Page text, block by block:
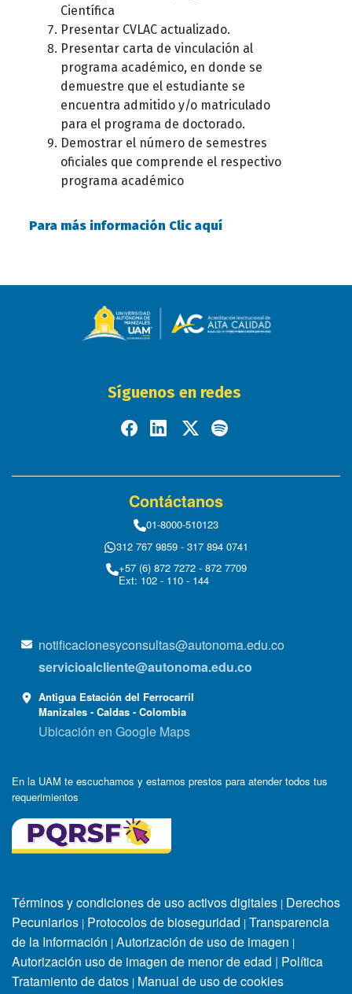
Científica
Presentar CVLAC actualizado.
Presentar carta de vinculación al
programa académico, en donde se
demuestre que el estudiante se
encuentra admitido y/o matriculado
para el programa de doctorado.
Demostrar el número de semestres
oficiales que comprende el respectivo
programa académico
Para más información Clic aquí
Síguenos en redes
Contáctanos
01-8000-510123
312 767 9859 - 317 894 0741
+57 (6) 872 7272 - 872 7709
Ext: 102 - 110 - 144
notificacionesyconsultas@autonoma.edu.co
servicioalcliente@autonoma.edu.co
Antigua Estación del Ferrocarril
Manizales - Caldas - Colombia
Ubicación en Google Maps
En la UAM te escuchamos y estamos prestos para atender todos tus
requerimientos
Términos y condiciones de uso activos digitales | Derechos
Pecuniarios | Protocolos de bioseguridad | Transparencia
de la Información | Autorización de uso de imagen |
Autorización uso de imagen de menor de edad | Política
Tratamiento de datos | Manual de uso de cookies